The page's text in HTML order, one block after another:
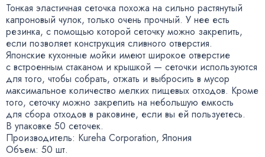
Тонкая эластичная сеточка похожа на сильно растянутый
капроновый чулок, только очень прочный. У нее есть
резинка, с помощью которой сеточку можно закрепить,
если позволяет конструкция сливного отверстия.
Японские кухонные мойки имеют широкое отверстие
с встроенным стаканом и крышкой — сеточки используются
для того, чтобы собрать, отжать и выбросить в мусор
максимальное количество мелких пищевых отходов. Кроме
того, сеточку можно закрепить на небольшую емкость
для сбора отходов в раковине, если вы ей пользуетесь.
В упаковке 50 сеточек.
Производитель: Kureha Corporation, Япония
Объем: 50 шт.